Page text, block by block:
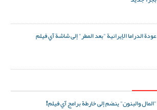
عودة الدراما الإيرانية "بعد المطر" إلى شاشة آي فيلم
"المال والبنون" ينضم إلى خارطة برامج آي فيلم!